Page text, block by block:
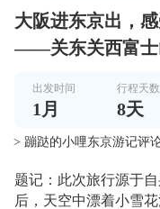
大阪进东京出，
——关东关西富士
出发时间
1 月
行程天数
8天
> 蹦跶的小哩东京游记评
题记：此次旅行源于
后，天空中漂着小雪